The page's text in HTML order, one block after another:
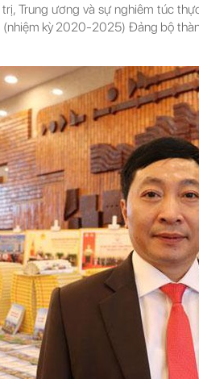
Trung ương và sự nghiêm túc
kỳ 2020-2025) Đảng bộ